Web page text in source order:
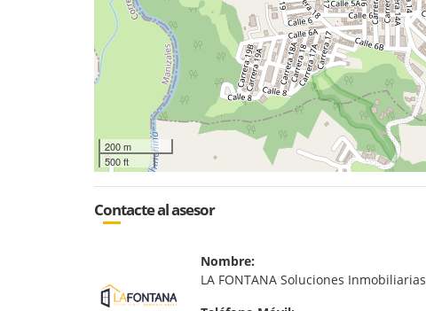
200 m
500 ft
Contacte al asesor
Nombre:
LA FONTANA Soluciones Inmobiliarias